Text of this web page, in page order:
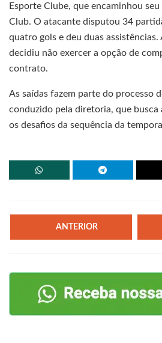
Esporte Clube, que encaminhou
Club. O atacante disputou 34
quatro gols e deu duas
decidiu não exercer a opção de
contrato.
As saídas fazem parte do processo
conduzido pela diretoria, que busca
os desafios da sequência da
ANTERIOR